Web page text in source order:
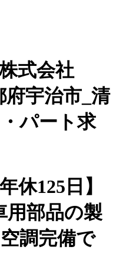
式会社
府宇治市_清
パート求
休125日】
部品の製
調完備で